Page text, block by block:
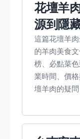
花壇羊
源到隱
這篇花壇羊
的羊肉美食
榜、必點菜
業時間、價
壇羊肉的疑